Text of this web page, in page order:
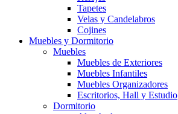
Tapetes
Velas y Candelabros
Cojines
Muebles y Dormitorio
Muebles
Muebles de Exteriores
Muebles Infantiles
Muebles Organizadores
Escritorios, Hall y Estudio
Dormitorio